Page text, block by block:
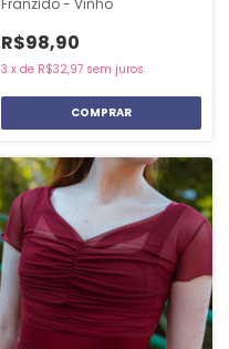
R$98,90
3 x de R$32,97 sem juros
COMPRAR